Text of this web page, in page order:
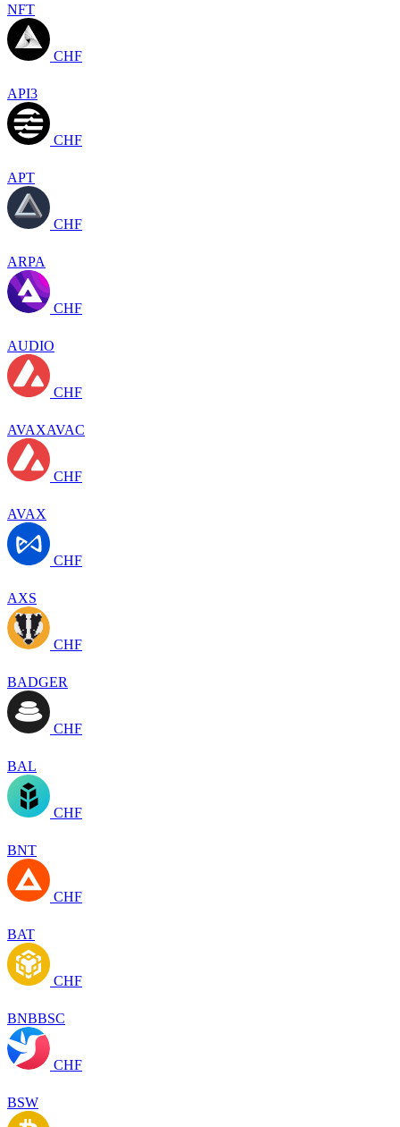
NFT
CHF
API3
CHF
APT
CHF
ARPA
CHF
AUDIO
CHF
AVAXAVAC
CHF
AVAX
CHF
AXS
CHF
BADGER
CHF
BAL
CHF
BNT
CHF
BAT
CHF
BNBBSC
CHF
BSW